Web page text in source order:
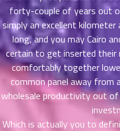
forty-couple of years out
simply an excellent
long, and you may Cairo
certain to get inserted their
comfortably together
common panel away from
wholesale productivity out
Which is actually you to
ตอน
ที่
29
ตอน
ที่
ม
ตอน